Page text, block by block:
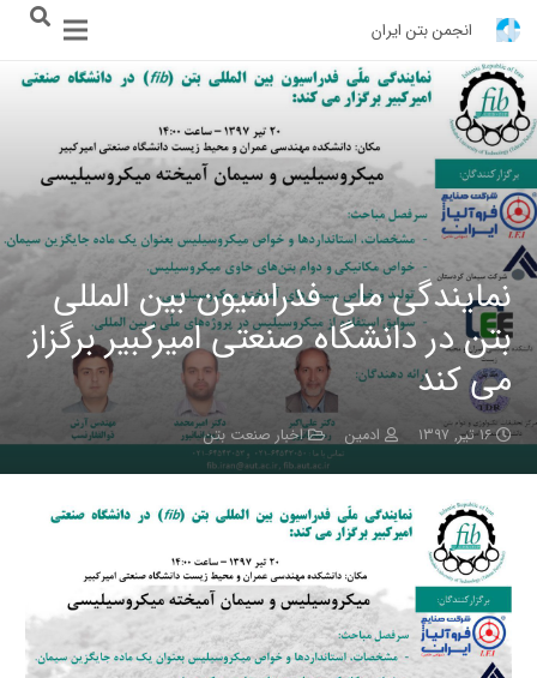
انجمن بتن ایران
نمایندگی ملی فدراسیون بین المللی
بتن در دانشگاه صنعتی امیرکبیر برگزاز
می کند
۱۶ تیر, ۱۳۹۷ ادمین اخبار صنعت بتن